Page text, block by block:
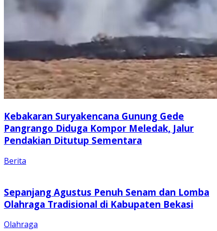
Kebakaran Suryakencana Gunung Gede
Pangrango Diduga Kompor Meledak, Jalur
Pendakian Ditutup Sementara
Berita
Sepanjang Agustus Penuh Senam dan Lomba
Olahraga Tradisional di Kabupaten Bekasi
Olahraga